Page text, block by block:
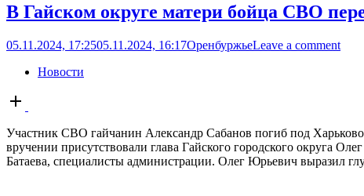
В Гайском округе матери бойца СВО
05.11.2024, 17:2505.11.2024, 16:17ОренбуржьеLeave a comment
Новости
Open
post
Участник СВО гайчанин Александр Сабанов погиб под
вручении присутствовали глава Гайского городского округа
Батаева, специалисты администрации. Олег Юрьевич выразил